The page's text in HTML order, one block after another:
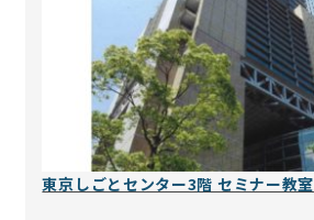
東京しごとセンター3階 セミナー教室